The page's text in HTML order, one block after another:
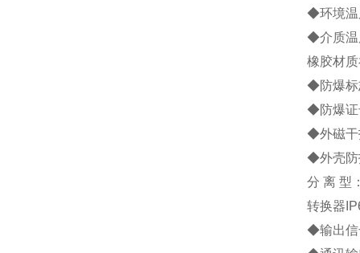
◆环境
◆介质温
橡胶材
◆防爆标
◆防爆证
◆外磁干
◆外壳防
分 离 型
转换器
◆输出信